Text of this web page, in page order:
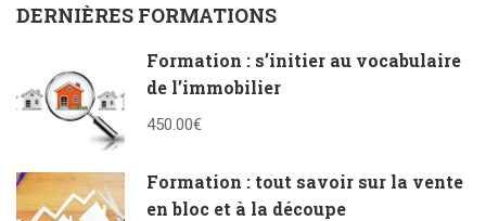
DERNIÈRES FORMATIONS
Formation : s’initier au vocabulaire
de l’immobilier
450.00€
Formation : tout savoir sur la vente
en bloc et à la découpe